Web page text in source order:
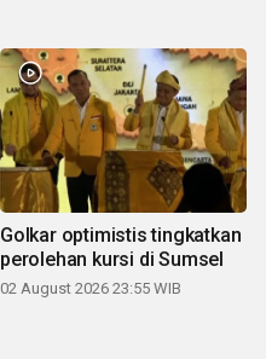
Golkar optimistis tingkatkan
perolehan kursi di Sumsel
02 August 2026 23:55 WIB